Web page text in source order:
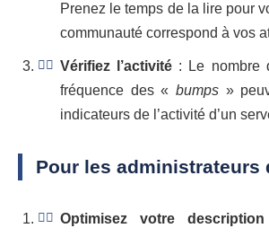
Prenez le temps de la lire pour
communauté correspond à vos
Vérifiez l’activité : Le nombre
fréquence des « bumps»
indicateurs de l’activité d’un
Pour les administrateurs
Optimisez votre description